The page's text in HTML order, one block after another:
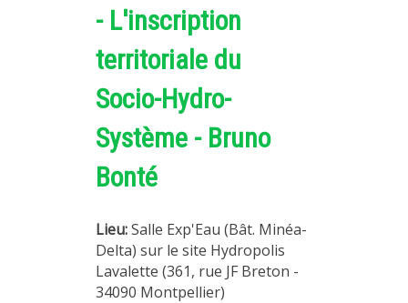
SÉMINAIRES RÉGULIERS
FORMATION
FORMATION CONTINUE
FORMATION DOCTORALE
PRODUCTION
MÉTHODES ET OUTILS
- L'inscription
territoriale du
Socio-Hydro-
Système - Bruno
Bonté
Lieu:Salle Exp'Eau (Bât. Minéa-
Delta) sur le site Hydropolis
Lavalette (361, rue JF Breton -
34090 Montpellier)